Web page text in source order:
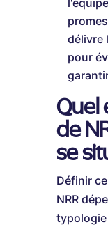
délivre
pour
Quel
de
se
Définir
NRR
typologie